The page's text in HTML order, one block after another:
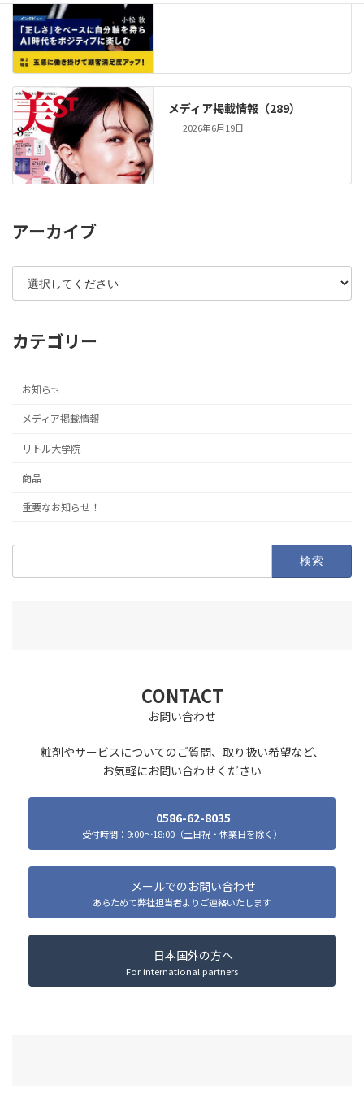
メディア掲載情報（289）
2026年6月19日
アーカイブ
カテゴリー
お知らせ
メディア掲載情報
リトル大学院
商品
重要なお知らせ！
CONTACT
お問い合わせ
粧剤やサービスについてのご質問、取り扱い希望など、
お気軽にお問い合わせください
0586-62-8035
受付時間：9:00～18:00（土日祝・休業日を除く）
メールでのお問い合わせ
あらためて弊社担当者よりご連絡いたします
日本国外の方へ
For international partners